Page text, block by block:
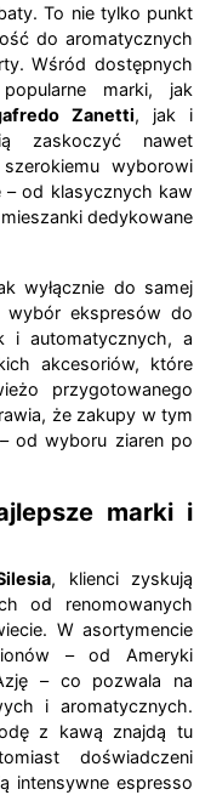
To nie tylko punkt
do aromatycznych
Wśród dostępnych
marki, jak
Zanetti, jak i
zaskoczyć nawet
wyborowi
– od klasycznych kaw
dedykowane
wyłącznie do samej
ekspresów do
i automatycznych, a
akcesoriów, które
przygotowanego
że zakupy w tym
od wyboru ziaren po
marki i
, klienci zyskują
od renomowanych
W asortymencie
– od Ameryki
– co pozwala na
i aromatycznych.
z kawą znajdą tu
doświadczeni
intensywne espresso